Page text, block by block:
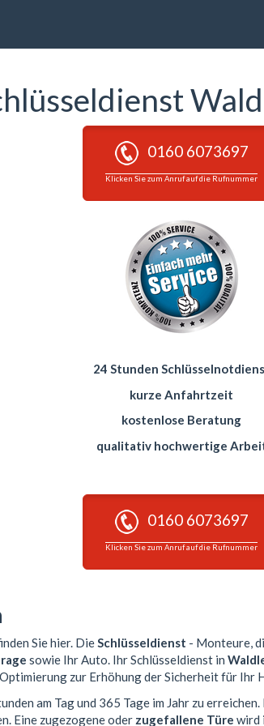
0160 6073697
Klicken Sie zum Anruf auf die Rufnummer
24 Stunden
kurze Anfahrtzeit
kostenlose Beratung
qualitativ hochwertige
0160 6073697
Klicken Sie zum Anruf auf die Rufnummer
Sie hier. DieSchlüsseldienst - Monteure,
sowie Ihr Auto. Ihr Schlüsseldienst in
zur Erhöhung der Sicherheit für Ihr
am Tag und 365 Tage im Jahr zu
Eine zugezogene oder zugefallene Türe wird